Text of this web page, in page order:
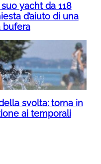
yacht da 118
d’aiuto di una
bufera
svolta: torna in
ai temporali